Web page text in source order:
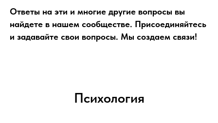
Ответы на эти и многие другие вопросы вы
найдете в нашем сообществе. Присоединяйтесь
и задавайте свои вопросы. Мы создаем связи!
Психология